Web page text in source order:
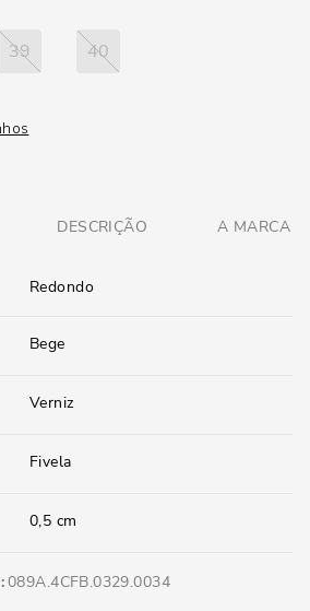
39 40
DESCRIÇÃO A MARCA
Redondo
Bege
Verniz
Fivela
0,5 cm
089A.4CFB.0329.0034